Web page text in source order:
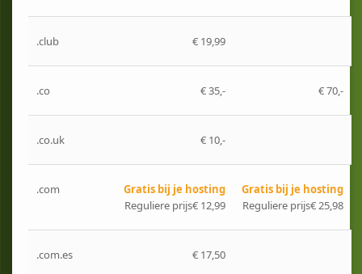
.club € 19,99
.co € 35,- € 70,-
.co.uk € 10,-
.com
Gratis bij je hosting
Reguliere prijs€ 12,99
Gratis bij je hosting
Reguliere prijs€ 25,98
.com.es € 17,50